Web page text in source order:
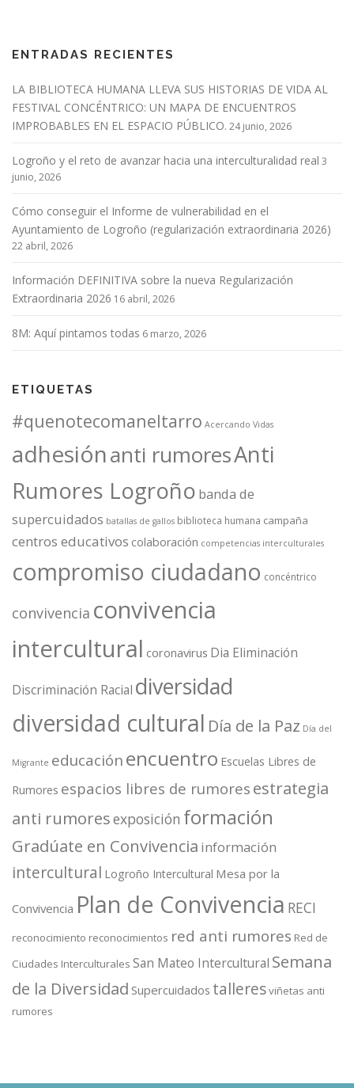
ENTRADAS RECIENTES
LA BIBLIOTECA HUMANA LLEVA SUS HISTORIAS DE VIDA AL
FESTIVAL CONCÉNTRICO: UN MAPA DE ENCUENTROS
IMPROBABLES EN EL ESPACIO PÚBLICO. 24 junio, 2026
Logroño y el reto de avanzar hacia una interculturalidad real 3
junio, 2026
Cómo conseguir el Informe de vulnerabilidad en el
Ayuntamiento de Logroño (regularización extraordinaria 2026)
22 abril, 2026
Información DEFINITIVA sobre la nueva Regularización
Extraordinaria 2026 16 abril, 2026
8M: Aquí pintamos todas 6 marzo, 2026
ETIQUETAS
#quenotecomaneltarro Acercando Vidas
adhesiónanti rumoresAnti
Rumores Logroño banda de
supercuidados batallas de gallos biblioteca humana campaña
centros educativos colaboración competencias interculturales
compromiso ciudadano concéntrico
convivencia convivencia
intercultural coronavirus Dia Eliminación
Discriminación Racial diversidad
diversidad cultural Día de la Paz Día del
Migrante educaciónencuentro Escuelas Libres de
Rumores espacios libres de rumores estrategia
anti rumoresexposición formación
Gradúate en Convivencia información
intercultural Logroño Intercultural Mesa por la
Convivencia Plan de Convivencia RECI
reconocimiento reconocimientos red anti rumores Red de
Ciudades Interculturales San Mateo Intercultural Semana
de la Diversidad Supercuidados talleresviñetas anti
rumores